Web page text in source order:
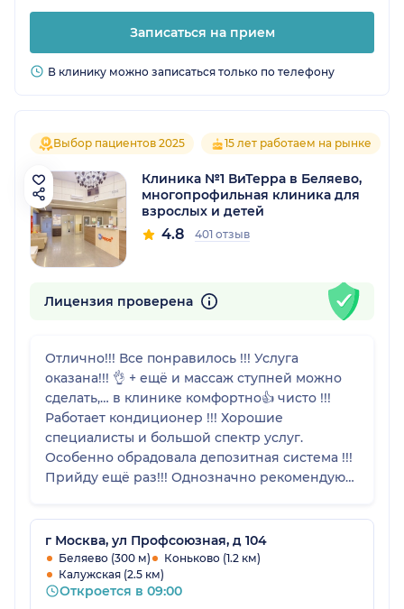
Записаться на прием
В клинику можно записаться только по телефону
Выбор пациентов 2025 15 лет работаем на рынке
Клиника №1 ВиТерра в Беляево,
многопрофильная клиника для
взрослых и детей
4.8 401 отзыв
Лицензия проверена
Отлично!!! Все понравилось !!! Услуга
оказана!!! 👌 + ещё и массаж ступней можно
сделать,… в клинике комфортно👍 чисто !!!
Работает кондиционер !!! Хорошие
специалисты и большой спектр услуг.
Особенно обрадовала депозитная система !!!
Прийду ещё раз!!! Однозначно рекомендую
г Москва, ул Профсоюзная, д 104
Беляево (300 м)
Коньково (1.2 км)
Калужская (2.5 км)
Откроется в 09:00